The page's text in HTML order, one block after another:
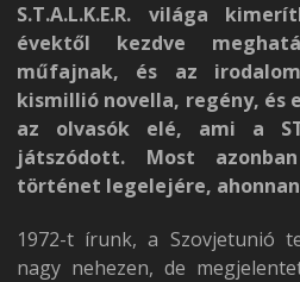
S.T.A.L.K.E.R. világa
évektől kezdve
műfajnak, és az
kismillió novella, regény, és
az olvasók elé, ami a
játszódott. Most
történet legelejére,
1972-t írunk, a Szovjetunió
nagy nehezen, de